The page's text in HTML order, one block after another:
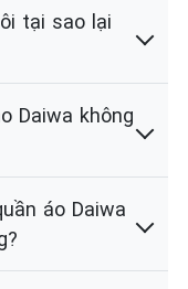
tại sao lại
Daiwa không
áo Daiwa